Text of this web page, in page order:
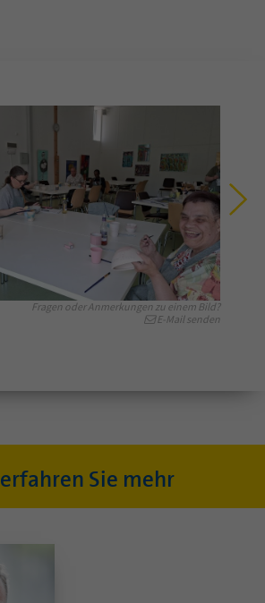
Fragen oder Anmerkungen zu einem Bild?
E-Mail senden
Sie mehr